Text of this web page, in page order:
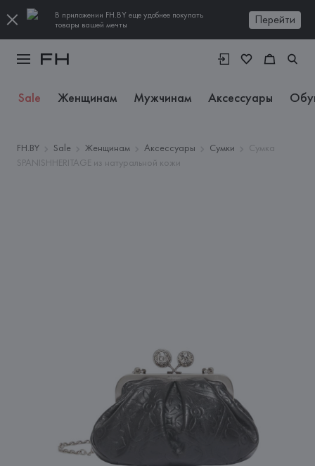
В приложении FH.BY еще удобнее покупать
товары вашей мечты
Перейти
Sale Женщинам Мужчинам Аксессуары
FH.BY Sale Женщинам Аксессуары Сумки
Сумка
SPANISHHERITAGE из натуральной кожи